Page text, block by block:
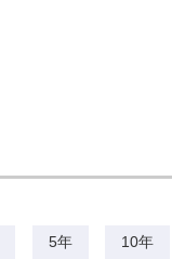
5年 10年